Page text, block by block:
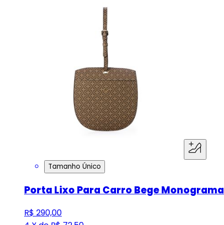
Tamanho Único
Porta Lixo Para Carro Bege Monograma
R$ 290,00